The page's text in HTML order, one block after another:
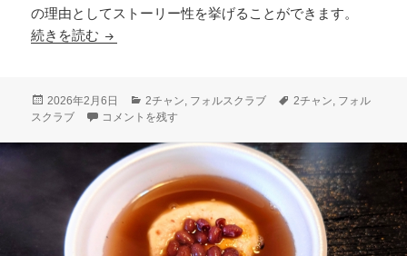
の理由としてストーリー性を挙げることができます。
続きを読む 2チャンで人気のフォルスクラブの小学生向け英
投
稿
2026年2月6日
カ
テ
リ
2チャン, フォルスクラブ
タ
2チャン, フォル
スクラブ
2チャンで人気のフォルスクラブの小学生向け英語アプリが人
コメントを残す